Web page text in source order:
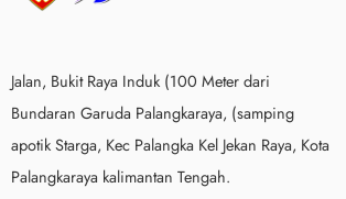
Jalan, Bukit Raya Induk (100 Meter dari
Bundaran Garuda Palangkaraya, (samping
apotik Starga, Kec Palangka Kel Jekan Raya, Kota
Palangkaraya kalimantan Tengah.